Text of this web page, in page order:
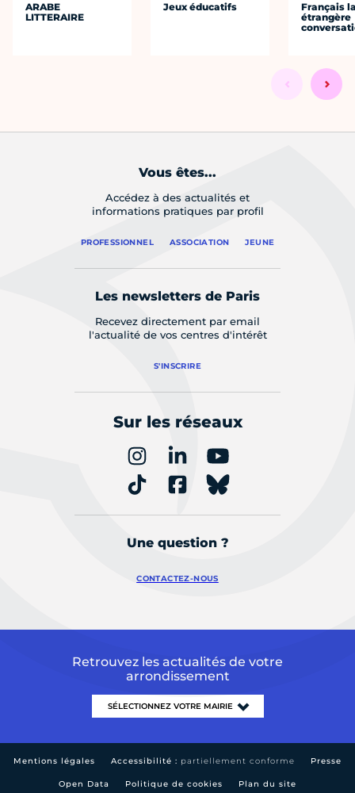
ARABE
LITTERAIRE
Jeux éducatifs
Français
étrangère
Vous êtes...
Accédez à des actualités et
informations pratiques par profil
PROFESSIONNEL ASSOCIATION JEUNE
Les newsletters de Paris
Recevez directement par email
l'actualité de vos centres d'intérêt
S'INSCRIRE
Sur les réseaux
Une question ?
CONTACTEZ-NOUS
Retrouvez les actualités de votre
arrondissement
Mentions légales Accessibilité : partiellement conforme Presse
Open Data Politique de cookies Plan du site